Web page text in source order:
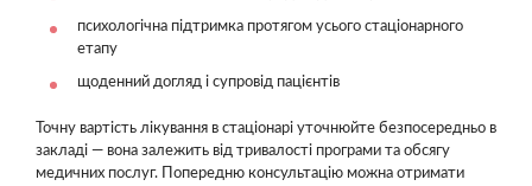
психологічна підтримка протягом усього стаціонарного
етапу
щоденний догляд і супровід пацієнтів
Точну вартість лікування в стаціонарі уточнюйте безпосередньо в
закладі — вона залежить від тривалості програми та обсягу
медичних послуг. Попередню консультацію можна отримати